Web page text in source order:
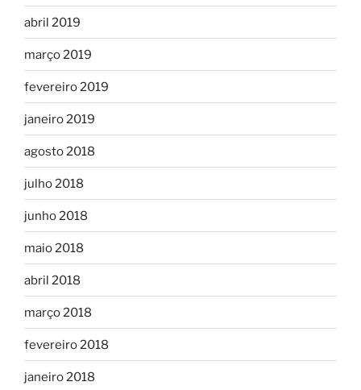
abril 2019
março 2019
fevereiro 2019
janeiro 2019
agosto 2018
julho 2018
junho 2018
maio 2018
abril 2018
março 2018
fevereiro 2018
janeiro 2018